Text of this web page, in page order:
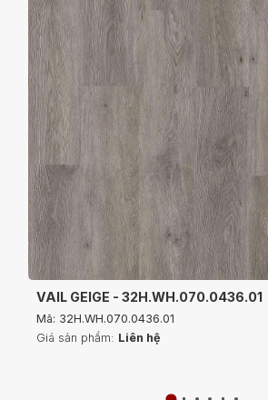
VAIL GEIGE - 32H.WH.070.0436.01
Mã: 32H.WH.070.0436.01
Giá sản phẩm: Liên hệ